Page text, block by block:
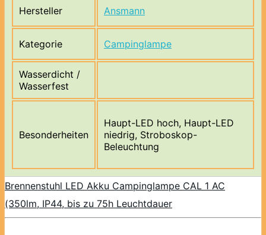
Hersteller Ansmann
Kategorie Campinglampe
Wasserdicht /
Wasserfest
Besonderheiten
Haupt-LED hoch, Haupt-LED
niedrig, Stroboskop-
Beleuchtung
Brennenstuhl LED Akku Campinglampe CAL 1 AC
(350lm, IP44, bis zu 75h Leuchtdauer